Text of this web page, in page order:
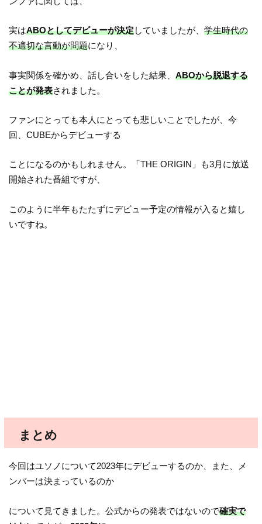
実はABOとしてデビューが決定していましたが、学生時代の
不適切な言動が問題になり、
事実関係を確かめ、話し合いをした結果、ABOから脱退する
ことが発表されました。
ファンにとっても本人にとっても悲しいことでしたが、今
回、CUBEからデビューする
ことになるのかもしれません。「THE ORIGIN」も3月に放送
開始された番組ですが、
このように半年もたたずにデビュー予定の情報が入ると嬉し
いですね。
まとめ
今回はユソノについて2023年にデビューするのか、また、メ
ンバーは決まっているのか
について見てきました。公式からの発表ではないので確実で